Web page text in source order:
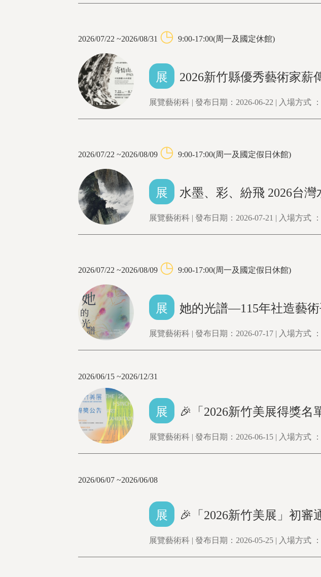
2026/07/22 ~2026/08/31 ◷9:00-17:00(周一及國定休館)
展 2026新竹縣優秀藝術家薪
展覽藝術科 | 發布日期：2026-06-22 | 入場方式
2026/07/22 ~2026/08/09 ◷9:00-17:00(周一及國定假日休館)
展 水墨、彩、紛飛 2026台
展覽藝術科 | 發布日期：2026-07-21 | 入場方式
2026/07/22 ~2026/08/09 ◷9:00-17:00(周一及國定假日休館)
展 她的光譜—115年社造藝
展覽藝術科 | 發布日期：2026-07-17 | 入場方式
2026/06/15 ~2026/12/31
展 🎉「2026新竹美展得獎名
展覽藝術科 | 發布日期：2026-06-15 | 入場方式
2026/06/07 ~2026/06/08
展 🎉「2026新竹美展」初審
展覽藝術科 | 發布日期：2026-05-25 | 入場方式